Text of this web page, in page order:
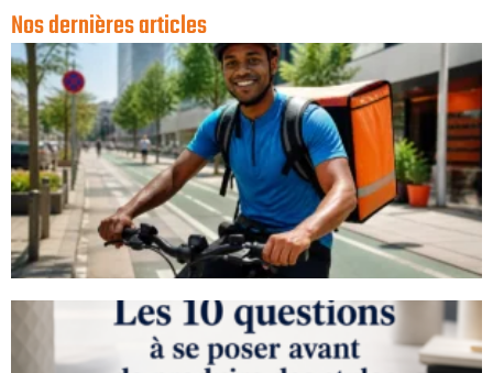
Nos dernières articles